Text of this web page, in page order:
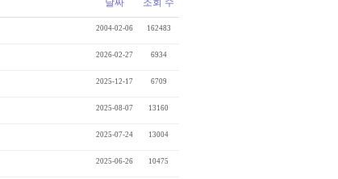
날짜 조회 수
2004-02-06 162483
2026-02-27 6934
2025-12-17 6709
2025-08-07 13160
2025-07-24 13004
2025-06-26 10475